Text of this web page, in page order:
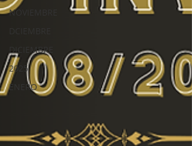
NOVIEMBRE
DICIEMBRE
2025
ENERO